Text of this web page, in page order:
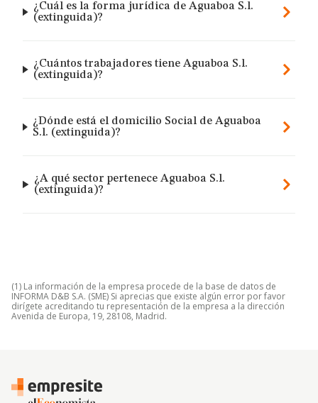
¿Cuál es la forma jurídica de Aguaboa S.l.
(extinguida)?
¿Cuántos trabajadores tiene Aguaboa S.l.
(extinguida)?
¿Dónde está el domicilio Social de Aguaboa
S.l. (extinguida)?
¿A qué sector pertenece Aguaboa S.l.
(extinguida)?
(1) La información de la empresa procede de la base de datos de
INFORMA D&B S.A. (SME) Si aprecias que existe algún error por favor
dirígete acreditando tu representación de la empresa a la dirección
Avenida de Europa, 19, 28108, Madrid.